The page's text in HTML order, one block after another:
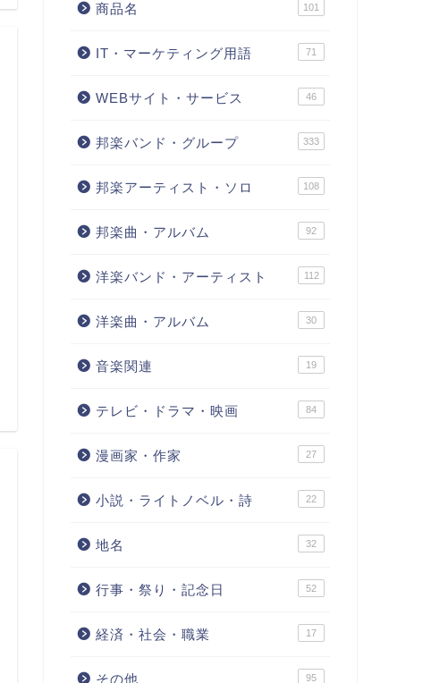
商品名 101
IT・マーケティング用語 71
WEBサイト・サービス 46
邦楽バンド・グループ 333
邦楽アーティスト・ソロ 108
邦楽曲・アルバム 92
洋楽バンド・アーティスト 112
洋楽曲・アルバム 30
音楽関連 19
テレビ・ドラマ・映画 84
漫画家・作家 27
小説・ライトノベル・詩 22
地名 32
行事・祭り・記念日 52
経済・社会・職業 17
その他 95